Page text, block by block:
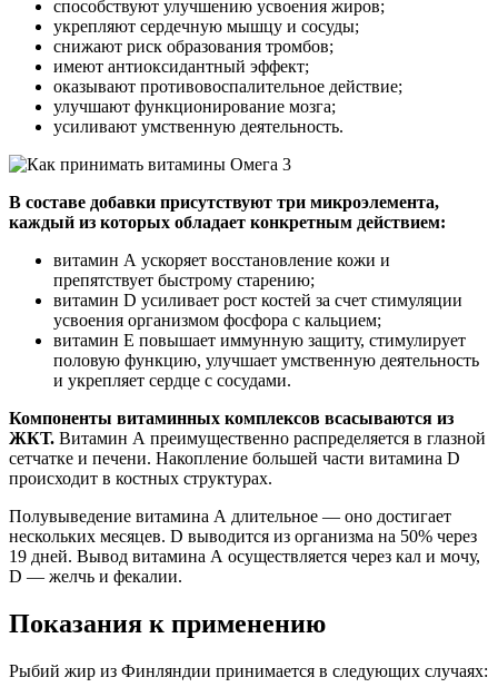
способствуют улучшению усвоения жиров;
укрепляют сердечную мышцу и сосуды;
снижают риск образования тромбов;
имеют антиоксидантный эффект;
оказывают противовоспалительное действие;
улучшают функционирование мозга;
усиливают умственную деятельность.
В составе добавки присутствуют три микроэлемента,
каждый из которых обладает конкретным действием:
витамин А ускоряет восстановление кожи и
препятствует быстрому старению;
витамин D усиливает рост костей за счет стимуляции
усвоения организмом фосфора с кальцием;
витамин Е повышает иммунную защиту, стимулирует
половую функцию, улучшает умственную деятельность
и укрепляет сердце с сосудами.
Компоненты витаминных комплексов всасываются из
ЖКТ. Витамин А преимущественно распределяется в глазной
сетчатке и печени. Накопление большей части витамина D
происходит в костных структурах.
Полувыведение витамина А длительное — оно достигает
нескольких месяцев. D выводится из организма на 50% через
19 дней. Вывод витамина А осуществляется через кал и мочу,
D — желчь и фекалии.
Показания к применению
Рыбий жир из Финляндии принимается в следующих случаях: